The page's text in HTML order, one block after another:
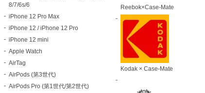
8/7/6s/6
iPhone 12 Pro Max
iPhone 12 / iPhone 12 Pro
iPhone 12 mini
Apple Watch
AirTag
AirPods (第3世代)
AirPods Pro (第1世代/第2世代)
Reebok×Case-Mate
Kodak × Case-Mate